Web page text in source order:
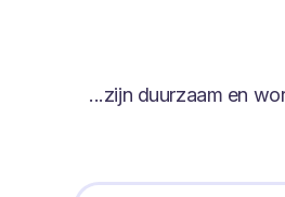
...zijn duurzaam en